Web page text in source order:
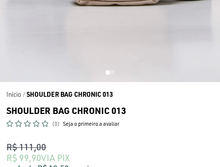
Início SHOULDER BAG CHRONIC 013
SHOULDER BAG CHRONIC 013
(0) Seja o primeiro a avaliar
R$ 99,90VIA PIX
R$ 111,00